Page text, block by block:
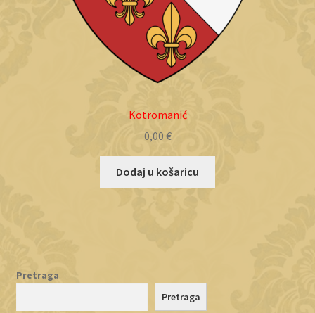
Kotromanić
0,00 €
Dodaj u košaricu
Pretraga
Pretraga